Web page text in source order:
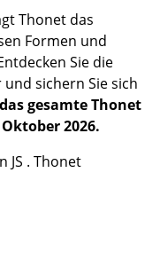
Thonet das
Formen und
Sie die
sichern Sie sich
gesamte Thonet
2026.
JS . Thonet